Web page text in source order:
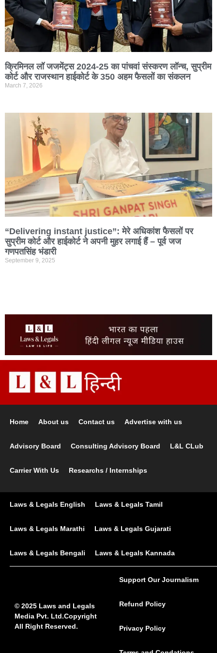
क्रिमिनल लॉ जजमेंट्स 2024-25 का पांचवां संस्करण लॉन्च, सुप्रीम
कोर्ट और राजस्थान हाईकोर्ट के 350 अहम फैसलों का संकलन
March 7, 2026
“Delivering instant justice”: मेरे अधिकांश फैसलों पर
सुप्रीम कोर्ट और हाईकोर्ट ने अपनी मुहर लगाई हैं – पूर्व जज
गणपतसिंह भंडारी
September 9, 2025
Home About us Contact us Advertise with us
Advisory Board Consulting Advisory Board L&L CLub
Carrier With Us Researchs / Internships
Laws & Legals English Laws & Legals Tamil
Laws & Legals Marathi Laws & Legals Gujarati
Laws & Legals Bengali Laws & Legals Kannada
© 2025 Laws and Legals
Media Pvt. Ltd.Copyright
All Right Reserved.
Support Our Journalism
Refund Policy
Privacy Policy